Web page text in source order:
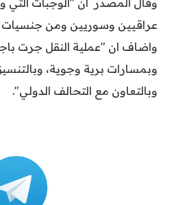
عراقيين وسوريين ومن جنسيات
واضاف ان "عملية النقل جرت
وبمسارات برية وجوية،
وبالتعاون مع التحالف الدولي".